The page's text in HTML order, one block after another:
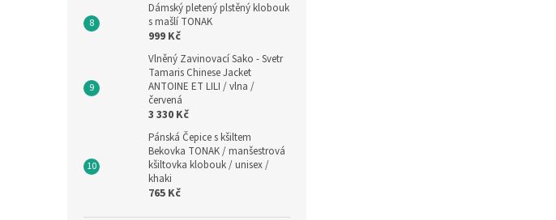
Dámský pletený plstěný klobouk
s mašlí TONAK
999 Kč
Vlněný Zavinovací Sako - Svetr
Tamaris Chinese Jacket
ANTOINE ET LILI / vlna /
červená
3 330 Kč
Pánská Čepice s kšiltem
Bekovka TONAK / manšestrová
kšiltovka klobouk / unisex /
khaki
765 Kč